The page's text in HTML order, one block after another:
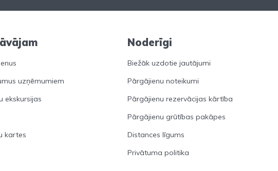
uzņēmumiem
ekskursijas
kartes
Noderīgi
Biežāk uzdotie jautājumi
Pārgājienu noteikumi
Pārgājienu rezervācijas kārtība
Pārgājienu grūtības pakāpes
Distances līgums
Privātuma politika